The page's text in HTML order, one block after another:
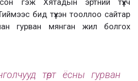
гэж Хятадын эртний түүхч
бид түүхэн тооллоо сайтар
гурван мянган жил болгох
төрт ёсны гурван